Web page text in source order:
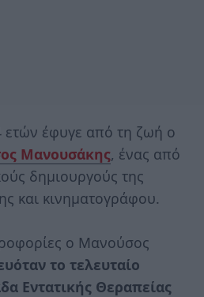
ετών έφυγε από τη ζωή ο
Μανουσάκης, ένας από
δημιουργούς της
και κινηματογράφου.
ο Μανούσος
το τελευταίο
Εντατικής Θεραπείας